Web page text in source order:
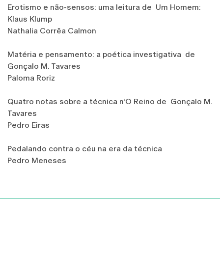
Erotismo e não-sensos: uma leitura de Um Homem:
Klaus Klump
Nathalia Corrêa Calmon
Matéria e pensamento: a poética investigativa de
Gonçalo M. Tavares
Paloma Roriz
Quatro notas sobre a técnica n’O Reino de Gonçalo M.
Tavares
Pedro Eiras
Pedalando contra o céu na era da técnica
Pedro Meneses